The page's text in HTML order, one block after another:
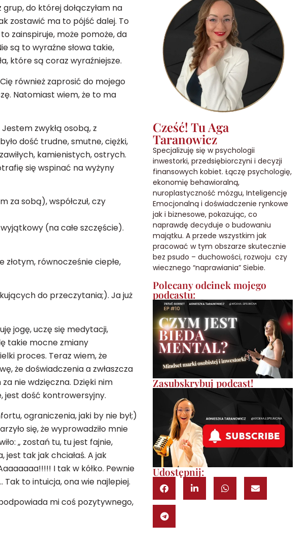
do której dołączyłam na
zostawić ma to pójść dalej. To
zainspiruje, może pomoże, da
są to wyraźne słowa takie,
które są coraz wyraźniejsze.
również zaprosić do mojego
Natomiast wiem, że to ma
zwykłą osobą, z
dość trudne, smutne, ciężki,
kamienistych, ostrych.
się wspinać na wyżyny
za sobą), współczuł, czy
(na całe szczęście).
równocześnie ciepłe,
do przeczytania;). Ja już
jogę, uczę się medytacji,
takie mocne zmiany
proces. Teraz wiem, że
że doświadczenia a zwłaszcza
nie wdzięczna. Dzięki nim
jest dość kontrowersyjny.
ograniczenia, jaki by nie był;)
się, że wyprowadziło mnie
„ zostań tu, tu jest fajnie,
jest tak jak chciałaś. A jak
I tak w kółko. Pewnie
Tak to intuicja, ona wie najlepiej.
mi coś pozytywnego,
Cześć! Tu Aga
Taranowicz
Specjalizuję się w psychologii
inwestorki, przedsiębiorczyni i decyzji
finansowych kobiet. Łączę psychologię,
ekonomię behawioralną,
nuroplastyczność mózgu, Inteligencję
Emocjonalną i doświadczenie rynkowe
jak i biznesowe, pokazując, co
naprawdę decyduje o budowaniu
majątku. A przede wszystkim jak
pracować w tym obszarze skutecznie
bez psudo – duchowości, rozwoju czy
wiecznego “naprawiania” Siebie.
Polecany odcinek mojego
podcastu:
Zasubskrybuj podcast!
Udostępnij: